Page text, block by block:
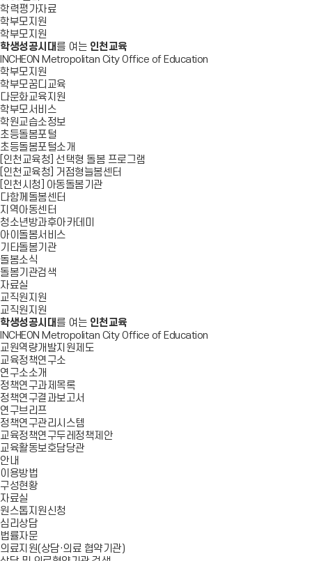
학력평가자료
학부모지원
학부모지원
학생성공시대 를 여는 인천교육
INCHEON Metropolitan City Office of Education
학부모지원
학부모꿈디교육
다문화교육지원
학부모서비스
학원교습소정보
초등돌봄포털
초등돌봄포털소개
[인천교육청] 선택형 돌봄 프로그램
[인천교육청] 거점형늘봄센터
[인천시청] 아동돌봄기관
다함께돌봄센터
지역아동센터
청소년방과후아카데미
아이돌봄서비스
기타돌봄기관
돌봄소식
돌봄기관검색
자료실
교직원지원
교직원지원
학생성공시대 를 여는 인천교육
INCHEON Metropolitan City Office of Education
교원역량개발지원제도
교육정책연구소
연구소소개
정책연구과제목록
정책연구결과보고서
연구브리프
정책연구관리시스템
교육정책연구두레정책제안
교육활동보호담당관
안내
이용방법
구성현황
자료실
원스톱지원신청
심리상담
법률자문
의료지원(상담·의료 협약기관)